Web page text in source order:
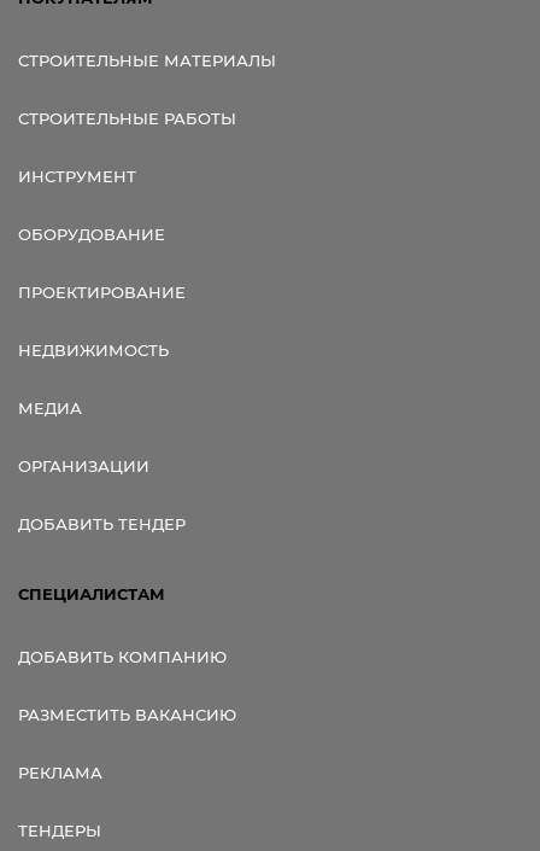
СТРОИТЕЛЬНЫЕ МАТЕРИАЛЫ
СТРОИТЕЛЬНЫЕ РАБОТЫ
ИНСТРУМЕНТ
ОБОРУДОВАНИЕ
ПРОЕКТИРОВАНИЕ
НЕДВИЖИМОСТЬ
МЕДИА
ОРГАНИЗАЦИИ
ДОБАВИТЬ ТЕНДЕР
СПЕЦИАЛИСТАМ
ДОБАВИТЬ КОМПАНИЮ
РАЗМЕСТИТЬ ВАКАНСИЮ
РЕКЛАМА
ТЕНДЕРЫ